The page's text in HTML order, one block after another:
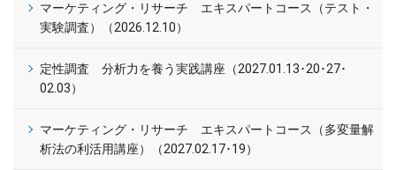
マーケティング・リサーチ エキスパートコース（テスト・
実験調査）（2026.12.10）
定性調査 分析力を養う実践講座（2027.01.13･20･27･
02.03）
マーケティング・リサーチ エキスパートコース（多変量解
析法の利活用講座）（2027.02.17･19）